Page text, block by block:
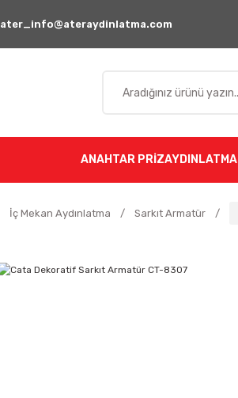
ater_info@ateraydinlatma.com
ANAHTAR PRİZAYDINLATMA
İç Mekan Aydınlatma Sarkıt Armatür